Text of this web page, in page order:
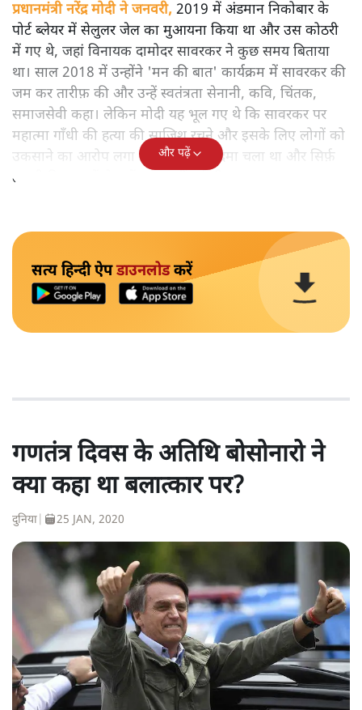
प्रधानमंत्री नरेंद्र मोदी ने जनवरी, 2019 में अंडमान निकोबार के
पोर्ट ब्लेयर में सेलुलर जेल का मुआयना किया था और उस कोठरी
में गए थे, जहां विनायक दामोदर सावरकर ने कुछ समय बिताया
था। साल 2018 में उन्होंने 'मन की बात' कार्यक्रम में सावरकर की
जम कर तारीफ़ की और उन्हें स्वतंत्रता सेनानी, कवि, चिंतक,
समाजसेवी कहा। लेकिन मोदी यह भूल गए थे कि सावरकर पर
महात्मा गाँधी की हत्या की साजिश रचने और इसके लिए लोगों को
उकसाने का आरोप लगा था, उन पर मुक़दमा चला था और सिर्फ़
तकनीकी कारणों से उन्हें सज़ा नहीं हुई थी।
और पढ़ें
सत्य हिन्दी ऐपडाउनलोडकरें
गणतंत्र दिवस के अतिथि बोसोनारो ने
क्या कहा था बलात्कार पर?
दुनिया 25 JAN, 2020